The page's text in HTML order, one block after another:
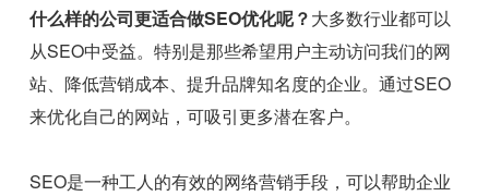
什么样的公司更适合做SEO优化呢？大多数行业都可以
从SEO中受益。特别是那些希望用户主动访问我们的网
站、降低营销成本、提升品牌知名度的企业。通过SEO
来优化自己的网站，可吸引更多潜在客户。
SEO是一种工人的有效的网络营销手段，可以帮助企业